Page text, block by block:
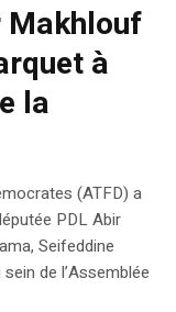
Makhlouf
à
la
(ATFD) a
PDL Abir
Seifeddine
de l’Assemblée